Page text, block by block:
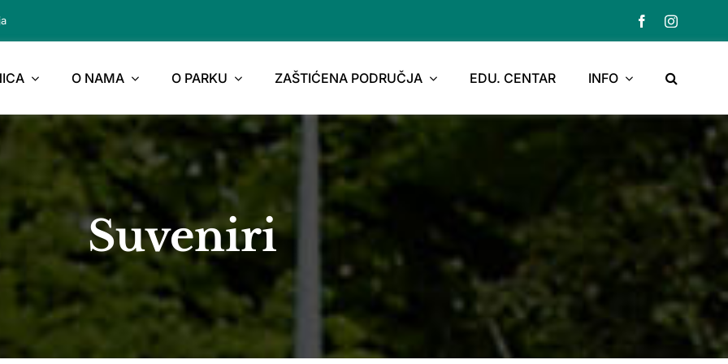
O NAMA O PARKU ZAŠTIĆENA PODRUČJA EDU. CENTAR INFO
Suveniri